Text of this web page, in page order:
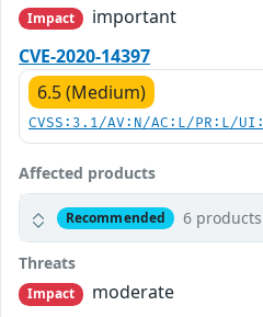
Impact
important
CVE-2020-14397
6.5 (Medium)
CVSS:3.1/AV:N/AC:L/PR:L/
Affected products
Recommended 6 products
Threats
Impact
moderate